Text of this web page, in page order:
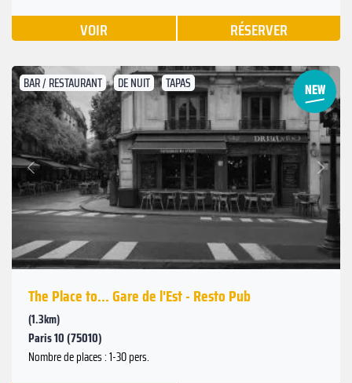
VOIR RÉSERVER
BAR / RESTAURANT DE NUIT TAPAS
Précédent
Suivant
The Place to... Gare de l'Est - Resto Pub
(1.3km)
Paris 10 (75010)
Nombre de places : 1-30 pers.